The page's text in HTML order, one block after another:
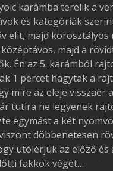
karámba terelik a
és kategóriák
elit, majd korosztályos
majd a
Én az 5. karámból
1 percet hagytak a
mire az eleje visszaér
tutira ne legyenek
egymást a két
döbbenetesen
utólérjük az előző és
fakkok végét…